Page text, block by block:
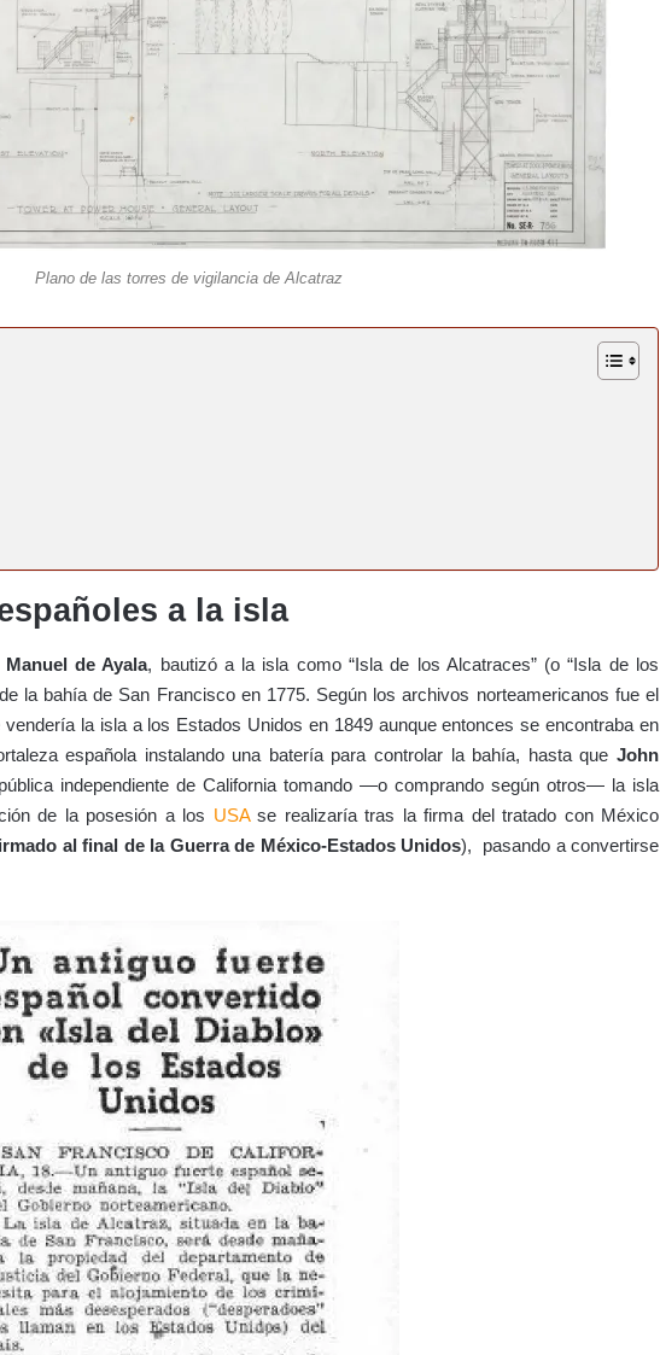
Plano de las torres de vigilancia de Alcatraz
a la isla
Manuel de Ayala, bautizó a la isla como “Isla de los Alcatraces” (o “Isla de los
la bahía de San Francisco en 1775. Según los archivos norteamericanos fue el
vendería la isla a los Estados Unidos en 1849 aunque entonces se encontraba en
española instalando una batería para controlar la bahía, hasta que John
independiente de California tomando —o comprando según otros— la isla
de la posesión a los USAse realizaría tras la firma del tratado con México
al final de la Guerra de México-Estados Unidos), pasando a convertirse